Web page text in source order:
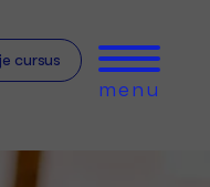
cursus
menu